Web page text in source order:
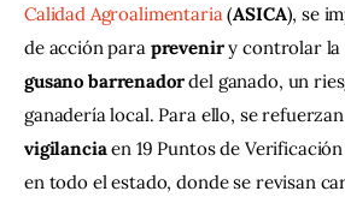
Calidad Agroalimentaria (ASICA), se
de acción para prevenir y controlar la
gusano barrenador del ganado, un
ganadería local. Para ello, se
vigilancia en 19 Puntos de
en todo el estado, donde se revisan